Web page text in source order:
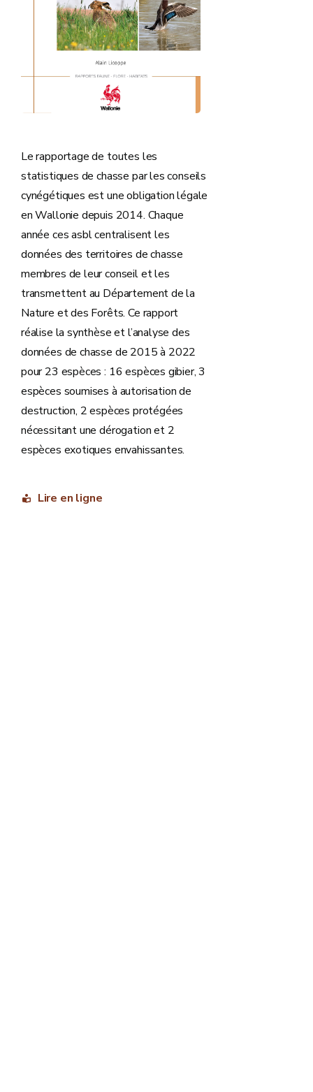
Le rapportage de toutes les
statistiques de chasse par les conseils
cynégétiques est une obligation légale
en Wallonie depuis 2014. Chaque
année ces asbl centralisent les
données des territoires de chasse
membres de leur conseil et les
transmettent au Département de la
Nature et des Forêts. Ce rapport
réalise la synthèse et l’analyse des
données de chasse de 2015 à 2022
pour 23 espèces : 16 espèces gibier, 3
espèces soumises à autorisation de
destruction, 2 espèces protégées
nécessitant une dérogation et 2
espèces exotiques envahissantes.
Lire en ligne